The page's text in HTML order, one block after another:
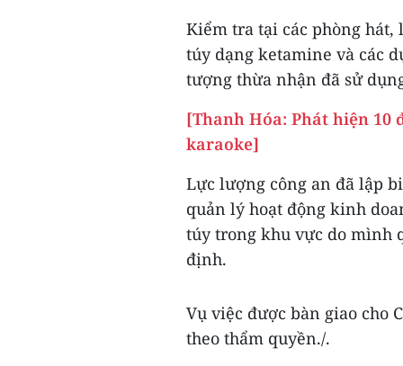
Kiểm tra tại các phòng
túy dạng ketamine và các
tượng thừa nhận đã sử
[Thanh Hóa: Phát hiện 10
karaoke]
Lực lượng công an đã lập
quản lý hoạt động kinh
túy trong khu vực do mình
định.
Vụ việc được bàn giao cho
theo thẩm quyền./.